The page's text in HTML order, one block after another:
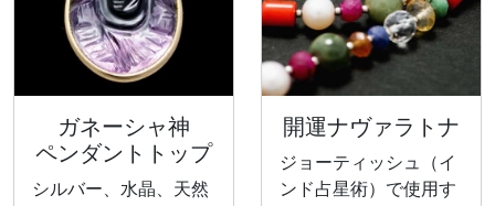
ガネーシャ神
ペンダントトップ
シルバー、水晶、天然
開運ナヴァラトナ
ジョーティッシュ（イ
ンド占星術）で使用す